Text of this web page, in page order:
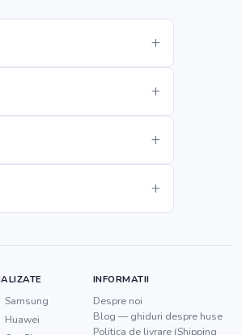
Samsung
Huawei
INFORMATII
Despre noi
Blog — ghiduri despre huse
Politica de livrare (Shipping